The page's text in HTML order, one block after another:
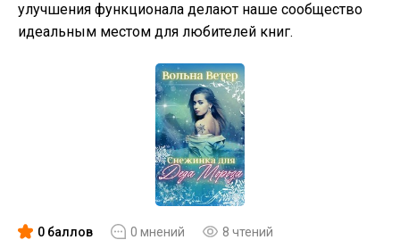
улучшения функционала делают наше сообщество
идеальным местом для любителей книг.
0 баллов 0 мнений 8 чтений